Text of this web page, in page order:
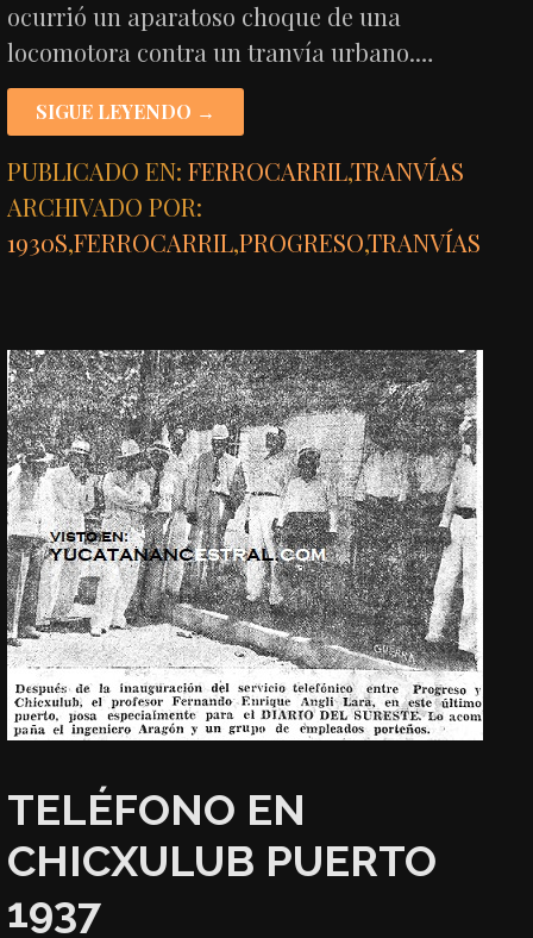
ocurrió un aparatoso choque de una
locomotora contra un tranvía urbano.…
SIGUE LEYENDO →
PUBLICADO EN:FERROCARRIL,TRANVÍAS
ARCHIVADO POR:
1930S,FERROCARRIL,PROGRESO,TRANVÍAS
TELÉFONO EN
CHICXULUB PUERTO
1937